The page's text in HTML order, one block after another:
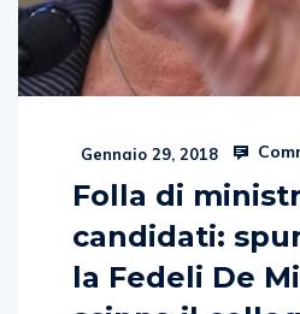
Folla di ministri
candidati:
la Fedeli De
scippa il